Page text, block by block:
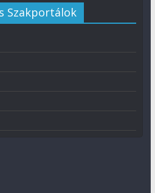
Szakportálok